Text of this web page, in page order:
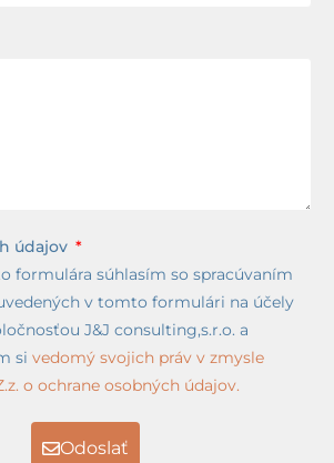
údajov
formulára súhlasím so spracúvaním
v tomto formulári na účely
J&J consulting,s.r.o. a
si vedomý svojich práv v zmysle
o ochrane osobných údajov.
Odoslať